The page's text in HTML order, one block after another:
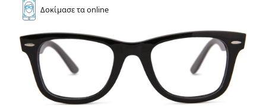
Δοκίμασετα online